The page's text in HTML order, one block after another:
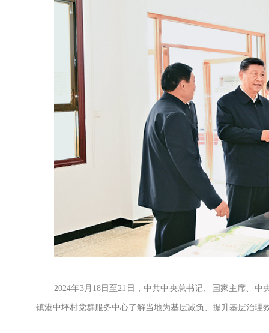
2024年3月18日至21日，中共中央总书记、国家主席、
镇港中坪村党群服务中心了解当地为基层减负、提升基层治理